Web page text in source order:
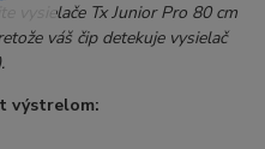
vysielače Tx Junior Pro 80 cm
váš čip detekuje vysielač
výstrelom: